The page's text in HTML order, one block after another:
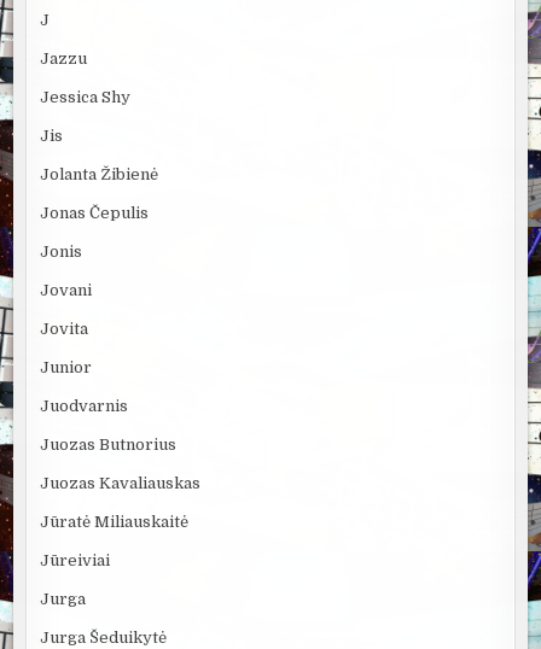
J
Jazzu
Jessica Shy
Jis
Jolanta Žibienė
Jonas Čepulis
Jonis
Jovani
Jovita
Junior
Juodvarnis
Juozas Butnorius
Juozas Kavaliauskas
Jūratė Miliauskaitė
Jūreiviai
Jurga
Jurga Šeduikytė